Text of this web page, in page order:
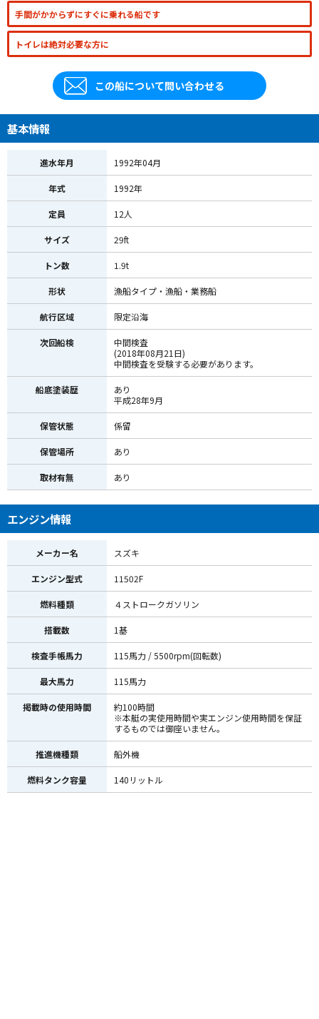
手間がかからずにすぐに乗れる船です
トイレは絶対必要な方に
この船について問い合わせる
基本情報
進水年月 1992年04月
年式 1992年
定員 12人
サイズ 29ft
トン数 1.9t
形状 漁船タイプ・漁船・業務船
航行区域 限定沿海
次回船検
中間検査
(2018年08月21日)
中間検査を受験する必要があります。
船底塗装歴
あり
平成28年9月
保管状態 係留
保管場所 あり
取材有無 あり
エンジン情報
メーカー名 スズキ
エンジン型式 11502F
燃料種類 ４ストロークガソリン
搭載数 1基
検査手帳馬力 115馬力 / 5500rpm(回転数)
最大馬力 115馬力
掲載時の使用時間
約100時間
※本艇の実使用時間や実エンジン使用時間を保証
するものでは御座いません。
推進機種類 船外機
燃料タンク容量 140リットル